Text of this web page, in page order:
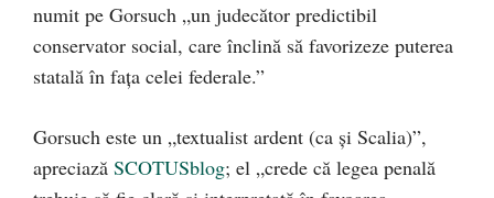
numit pe Gorsuch „un judecător predictibil
conservator social, care înclină să favorizeze puterea
statală în fața celei federale.”
Gorsuch este un „textualist ardent (ca și Scalia)”,
apreciază SCOTUSblog; el „crede că legea penală